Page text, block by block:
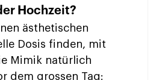
Hochzeit?
ästhetischen
Dosis finden, mit
Mimik natürlich
dem grossen Tag: